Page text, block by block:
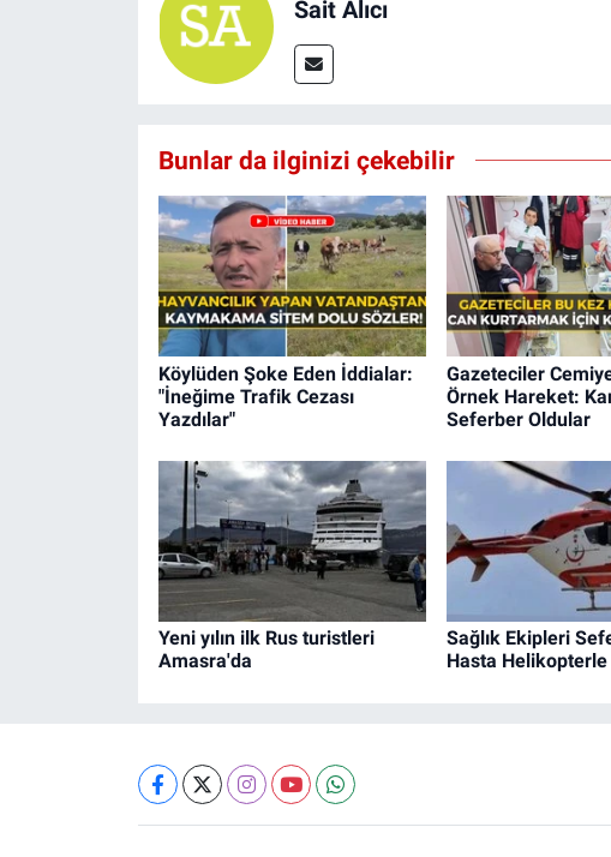
Sait Alıcı
Bunlar da ilginizi çekebilir
Köylüden Şoke Eden İddialar:
"İneğime Trafik Cezası
Yazdılar"
Gazeteciler
Örnek Hareket:
Seferber Oldular
Yeni yılın ilk Rus turistleri
Amasra'da
Sağlık Ekipleri
Hasta Helikopterle